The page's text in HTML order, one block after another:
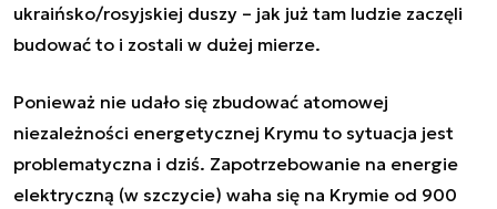
ukraińsko/rosyjskiej duszy – jak już tam ludzie zaczęli
budować to i zostali w dużej mierze.
Ponieważ nie udało się zbudować atomowej
niezależności energetycznej Krymu to sytuacja jest
problematyczna i dziś. Zapotrzebowanie na energie
elektryczną (w szczycie) waha się na Krymie od 900